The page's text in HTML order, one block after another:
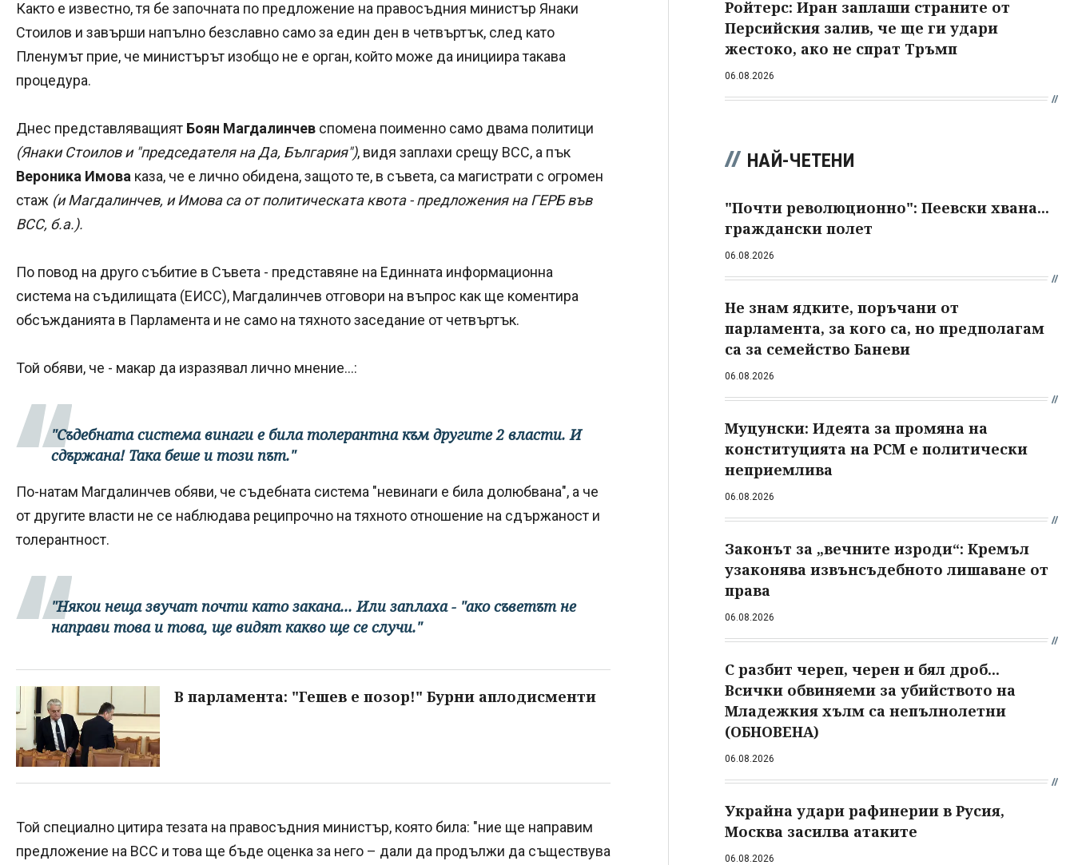
Както е известно, тя бе започната по предложение на правосъдния министър Янаки
Стоилов и завърши напълно безславно само за един ден в четвъртък, след като
Пленумът прие, че министърът изобщо не е орган, който може да инициира такава
процедура.
Днес представляващият Боян Магдалинчев спомена поименно само двама политици
(Янаки Стоилов и "председателя на Да, България"), видя заплахи срещу ВСС, а пък
Вероника Имова каза, че е лично обидена, защото те, в съвета, са магистрати с огромен
стаж (и Магдалинчев, и Имова са от политическата квота - предложения на ГЕРБ във
ВСС, б.а.).
По повод на друго събитие в Съвета - представяне на Единната информационна
система на съдилищата (ЕИСС), Магдалинчев отговори на въпрос как ще коментира
обсъжданията в Парламента и не само на тяхното заседание от четвъртък.
Той обяви, че - макар да изразявал лично мнение...:
"Съдебната система винаги е била толерантна към другите 2 власти. И
сдържана! Така беше и този път."
По-натам Магдалинчев обяви, че съдебната система "невинаги е била долюбвана", а че
от другите власти не се наблюдава реципрочно на тяхното отношение на сдържаност и
толерантност.
"Някои неща звучат почти като закана... Или заплаха - "ако съветът не
направи това и това, ще видят какво ще се случи."
В парламента: "Гешев е позор!" Бурни аплодисменти
Той специално цитира тезата на правосъдния министър, която била: "ние ще направим
предложение на ВСС и това ще бъде оценка за него – дали да продължи да съществува
Ройтерс: Иран заплаши страните от
Персийския залив, че ще ги удари
жестоко, ако не спрат Тръмп
06.08.2026
НАЙ-ЧЕТЕНИ
"Почти революционно": Пеевски хвана...
граждански полет
06.08.2026
Не знам ядките, поръчани от
парламента, за кого са, но предполагам
са за семейство Баневи
06.08.2026
Муцунски: Идеята за промяна на
конституцията на РСМ е политически
неприемлива
06.08.2026
Законът за „вечните изроди“: Кремъл
узаконява извънсъдебното лишаване от
права
06.08.2026
С разбит череп, черен и бял дроб...
Всички обвиняеми за убийството на
Младежкия хълм са непълнолетни
(ОБНОВЕНА)
06.08.2026
Украйна удари рафинерии в Русия,
Москва засилва атаките
06.08.2026